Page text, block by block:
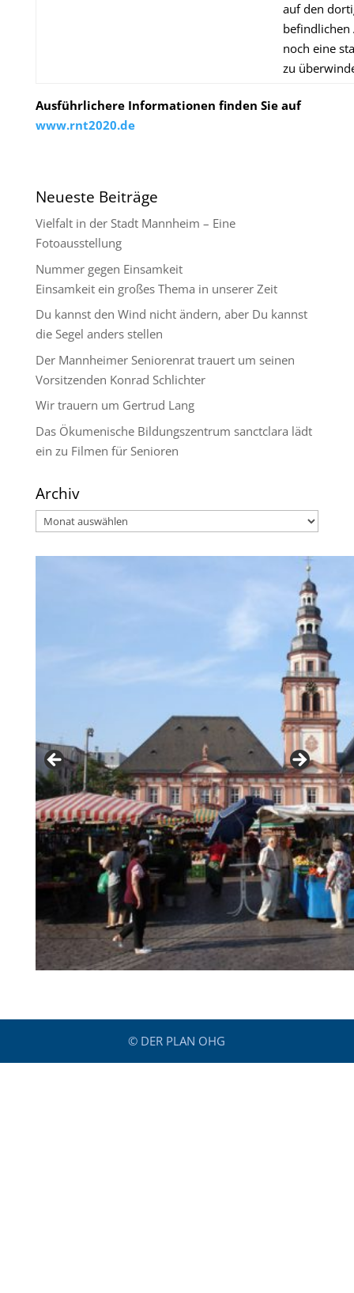
auf den
befindlichen
noch eine
zu
Ausführlichere Informationen finden Sie auf
www.rnt2020.de
Neueste Beiträge
Vielfalt in der Stadt Mannheim – Eine
Fotoausstellung
Nummer gegen Einsamkeit
Einsamkeit ein großes Thema in unserer Zeit
Du kannst den Wind nicht ändern, aber Du kannst
die Segel anders stellen
Der Mannheimer Seniorenrat trauert um seinen
Vorsitzenden Konrad Schlichter
Wir trauern um Gertrud Lang
Das Ökumenische Bildungszentrum sanctclara lädt
ein zu Filmen für Senioren
Archiv
Archiv
© DER PLAN OHG